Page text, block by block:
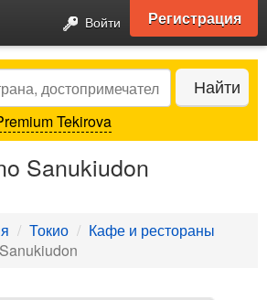
Войти Регистрация
Найти
Tekirova
Sanukiudon
Токио
Кафе и рестораны